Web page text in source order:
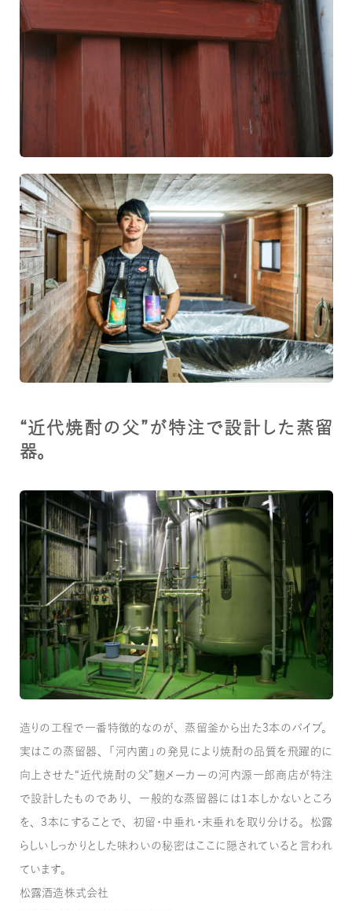
“近代焼酎の父”が特注で設計した蒸留
器。
造りの工程で一番特徴的なのが、蒸留釜から出た3本のパイプ。
実はこの蒸留器、「河内菌」の発見により焼酎の品質を飛躍的に
向上させた“近代焼酎の父”麹メーカーの河内源一郎商店が特注
で設計したものであり、一般的な蒸留器には1本しかないところ
を、3本にすることで、初留・中垂れ・末垂れを取り分ける。松露
らしいしっかりとした味わいの秘密はここに隠されていると言われ
ています。
松露酒造株式会社